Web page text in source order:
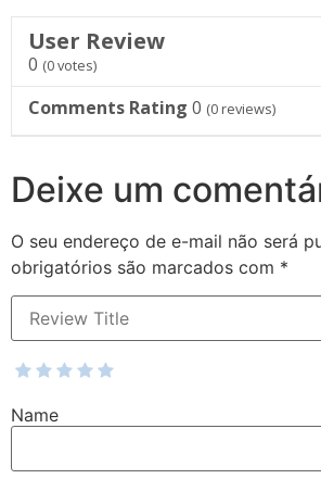
User Review
0 (0votes)
Comments Rating 0 (0 reviews)
Deixe um
O seu endereço de e-mail não será
obrigatórios são marcados com *
Name